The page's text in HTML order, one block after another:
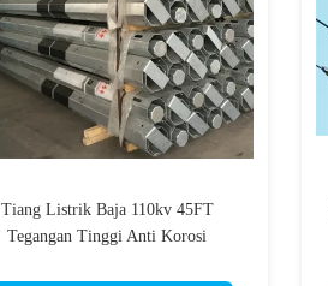
Tiang Listrik Baja 110kv 45FT
Tegangan Tinggi Anti Korosi